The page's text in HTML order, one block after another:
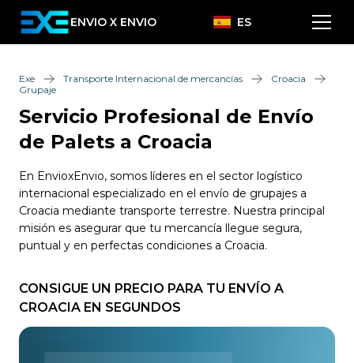
ENVIO X ENVIO ES
Exe Transporte Internacional de mercancías
Croacia
Grupaje
Servicio Profesional de Envío
de Palets a Croacia
En EnvioxEnvio, somos líderes en el sector logístico
internacional especializado en el envío de grupajes a
Croacia mediante transporte terrestre. Nuestra principal
misión es asegurar que tu mercancía llegue segura,
puntual y en perfectas condiciones a Croacia.
CONSIGUE UN PRECIO PARA TU ENVÍO A
CROACIA EN SEGUNDOS